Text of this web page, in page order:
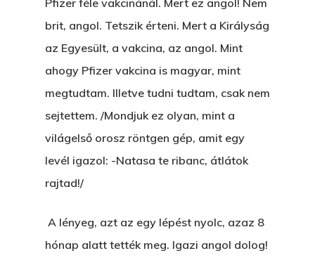
Pfizer féle vakcinánál. Mert ez angol! Nem
brit, angol. Tetszik érteni. Mert a Királyság
az Egyesült, a vakcina, az angol. Mint
ahogy Pfizer vakcina is magyar, mint
megtudtam. Illetve tudni tudtam, csak nem
sejtettem. /Mondjuk ez olyan, mint a
világelső orosz röntgen gép, amit egy
levél igazol: -Natasa te ribanc, átlátok
rajtad!/
A lényeg, azt az egy lépést nyolc, azaz 8
hónap alatt tették meg. Igazi angol dolog!